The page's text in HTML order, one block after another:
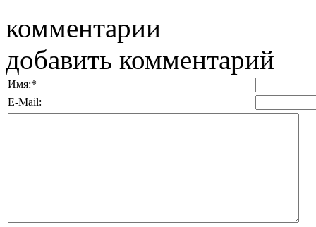
комментарии
добавить комментарий
Имя:*
E-Mail: